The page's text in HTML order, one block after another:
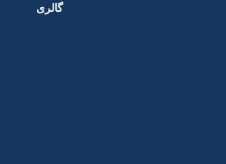
گالری